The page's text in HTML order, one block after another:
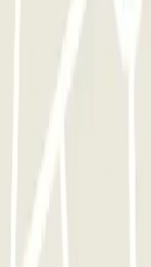
de Litvak -
de Barcelona-El
Aeroporto de